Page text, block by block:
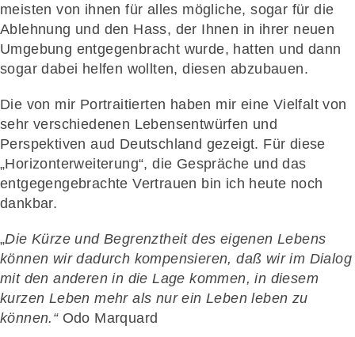
meisten von ihnen für alles mögliche, sogar für die
Ablehnung und den Hass, der Ihnen in ihrer neuen
Umgebung entgegenbracht wurde, hatten und dann
sogar dabei helfen wollten, diesen abzubauen.
Die von mir Portraitierten haben mir eine Vielfalt von
sehr verschiedenen Lebensentwürfen und
Perspektiven aud Deutschland gezeigt. Für diese
„Horizonterweiterung“, die Gespräche und das
entgegengebrachte Vertrauen bin ich heute noch
dankbar.
„Die Kürze und Begrenztheit des eigenen Lebens
können wir dadurch kompensieren, daß wir im Dialog
mit den anderen in die Lage kommen, in diesem
kurzen Leben mehr als nur ein Leben leben zu
können.“Odo Marquard